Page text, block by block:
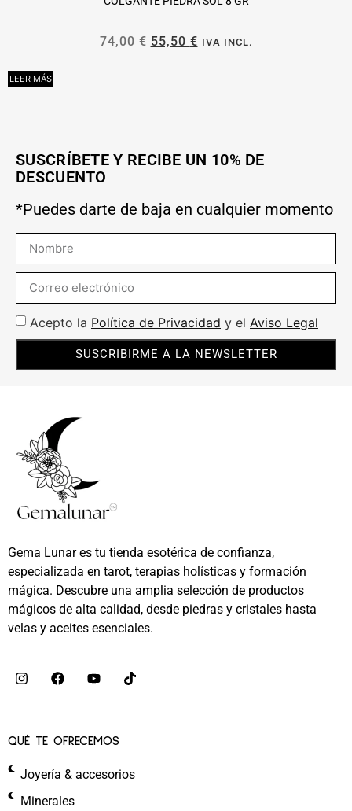
74,00€ 55,50 € IVA INCL.
LEER MÁS
SUSCRÍBETE Y RECIBE UN 10% DE
DESCUENTO
*Puedes darte de baja en cualquier momento
Acepto la Política de Privacidad y el Aviso Legal
SUSCRIBIRME A LA NEWSLETTER
Gema Lunar es tu tienda esotérica de confianza,
especializada en tarot, terapias holísticas y formación
mágica. Descubre una amplia selección de productos
mágicos de alta calidad, desde piedras y cristales hasta
velas y aceites esenciales.
QUÉ TE OFRECEMOS
Joyería & accesorios
Minerales